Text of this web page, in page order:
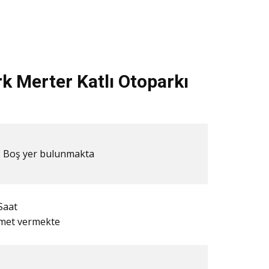
Merter Katlı Otoparkı
​​Boş yer bulunmakta
vermekte